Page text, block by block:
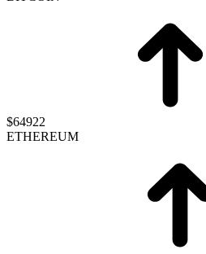
$64922
ETHEREUM